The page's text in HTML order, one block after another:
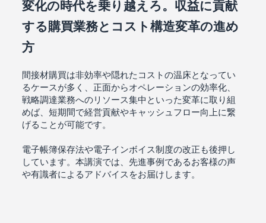
変化の時代を乗り越えろ。収益に貢献
する購買業務とコスト構造変革の進め
方
間接材購買は非効率や隠れたコストの温床となってい
るケースが多く、正面からオペレーションの効率化、
戦略調達業務へのリソース集中といった変革に取り組
めば、短期間で経営貢献やキャッシュフロー向上に繋
げることが可能です。
電子帳簿保存法や電子インボイス制度の改正も後押し
しています。本講演では、先進事例であるお客様の声
や有識者によるアドバイスをお届けします。